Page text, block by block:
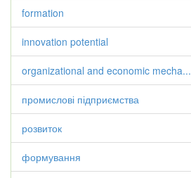
formation
innovation potential
organizational and economic mecha...
промислові підприємства
розвиток
формування